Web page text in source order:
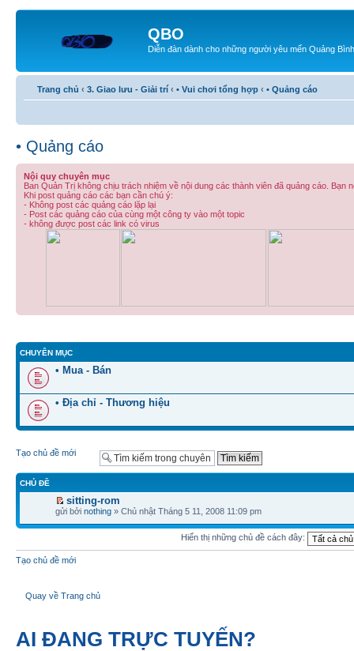
QBO
Diễn đàn dành cho những người yêu mến Quảng Bình
Trang chủ ‹ 3. Giao lưu - Giải trí ‹ • Vui chơi tổng hợp ‹ • Quảng cáo
• Quảng cáo
Nội quy chuyên mục
Ban Quản Trị không chịu trách nhiệm về nội dung các thành viên đã quảng cáo.
Khi post quảng cáo các bạn cần chú ý:
- Không post các quảng cáo lặp lại
- Post các quảng cáo của cùng một công ty vào một topic
- không được post các link có virus
CHUYÊN MỤC
• Mua - Bán
• Địa chỉ - Thương hiệu
Tạo chủ đề mới
CHỦ ĐỀ
sitting-rom
gửi bởi nothing » Chủ nhật Tháng 5 11, 2008 11:09 pm
Hiển thị những chủ đề cách đây:
Tạo chủ đề mới
Quay về Trang chủ
AI ĐANG TRỰC TUYẾN?